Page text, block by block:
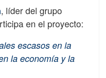
, líder del grupo
en el proyecto:
escasos en la
la economía y la